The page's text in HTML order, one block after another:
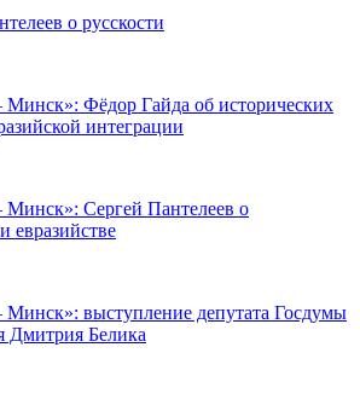
о русскости
Минск»: Фёдор Гайда об исторических
интеграции
Минск»: Сергей Пантелеев о
евразийстве
Минск»: выступление депутата Госдумы
Дмитрия Белика